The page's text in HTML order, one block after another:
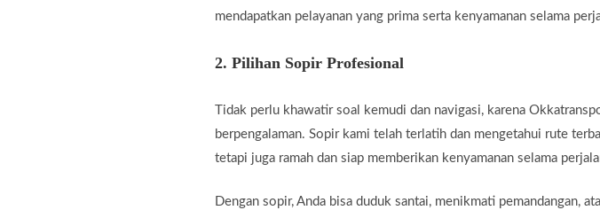
mendapatkan pelayanan yang prima serta kenyamanan selama
2. Pilihan Sopir Profesional
Tidak perlu khawatir soal kemudi dan navigasi, karena
berpengalaman. Sopir kami telah terlatih dan mengetahui rute
tetapi juga ramah dan siap memberikan kenyamanan selama
Dengan sopir, Anda bisa duduk santai, menikmati pemandangan,